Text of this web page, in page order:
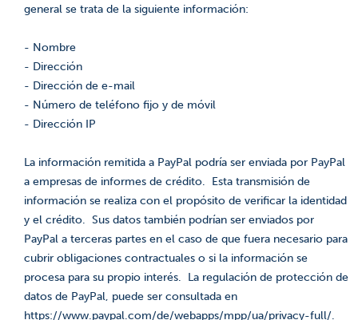
general se trata de la siguiente información:
- Nombre
- Dirección
- Dirección de e-mail
- Número de teléfono fijo y de móvil
- Dirección IP
La información remitida a PayPal podría ser enviada por PayPal
a empresas de informes de crédito. Esta transmisión de
información se realiza con el propósito de verificar la identidad
y el crédito. Sus datos también podrían ser enviados por
PayPal a terceras partes en el caso de que fuera necesario para
cubrir obligaciones contractuales o si la información se
procesa para su propio interés. La regulación de protección de
datos de PayPal, puede ser consultada en
https://www.paypal.com/de/webapps/mpp/ua/privacy-full/.